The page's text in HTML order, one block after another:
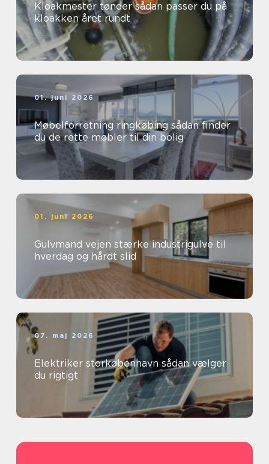
Kloakmester tønder sådan passer du på
kloakken året rundt
01. juni 2026
Møbelforretning ringkøbing sådan finder
du de rette møbler til din bolig
01. juni 2026
Gulvmand vejen stærke industrigulve til
hverdag og hårdt slid
07. maj 2026
Elektriker storkøbenhavn sådan vælger
du rigtigt